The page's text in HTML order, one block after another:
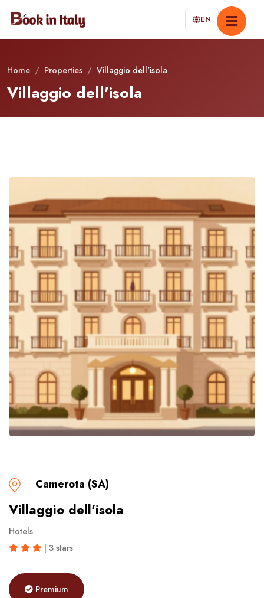
EN
Home / Properties / Villaggio dell'isola
Villaggio dell'isola
Camerota (SA)
Villaggio dell'isola
Hotels
| 3 stars
Premium